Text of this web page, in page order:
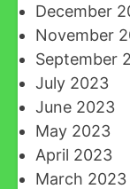
December
November
September
July 2023
June 2023
May 2023
April 2023
March 2023